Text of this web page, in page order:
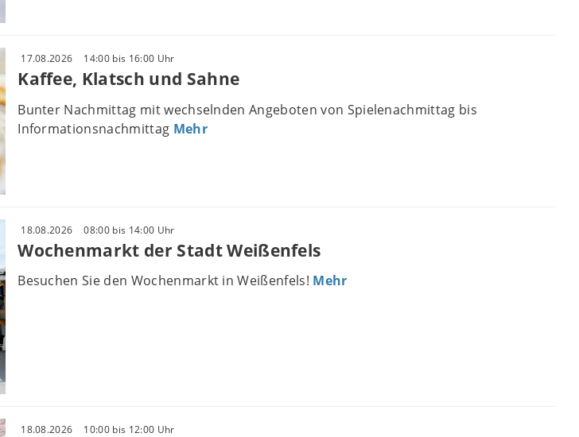
17.08.2026 14:00 bis 16:00 Uhr
Kaffee, Klatsch und Sahne
Bunter Nachmittag mit wechselnden Angeboten von Spielenachmittag bis
Informationsnachmittag Mehr
18.08.2026 08:00 bis 14:00 Uhr
Wochenmarkt der Stadt Weißenfels
Besuchen Sie den Wochenmarkt in Weißenfels! Mehr
18.08.2026 10:00 bis 12:00 Uhr